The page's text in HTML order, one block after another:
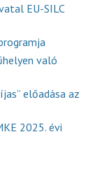
EU-SILC
való
előadása az
2025. évi